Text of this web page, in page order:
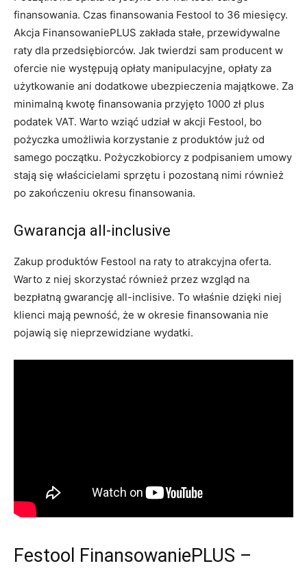
finansowania. Czas finansowania Festool to 36 miesięcy.
Akcja FinansowaniePLUS zakłada stałe, przewidywalne
raty dla przedsiębiorców. Jak twierdzi sam producent w
ofercie nie występują opłaty manipulacyjne, opłaty za
użytkowanie ani dodatkowe ubezpieczenia majątkowe. Za
minimalną kwotę finansowania przyjęto 1000 zł plus
podatek VAT. Warto wziąć udział w akcji Festool, bo
pożyczka umożliwia korzystanie z produktów już od
samego początku. Pożyczkobiorcy z podpisaniem umowy
stają się właścicielami sprzętu i pozostaną nimi również
po zakończeniu okresu finansowania.
Gwarancja all-inclusive
Zakup produktów Festool na raty to atrakcyjna oferta.
Warto z niej skorzystać również przez wzgląd na
bezpłatną gwarancję all-inclisive. To właśnie dzięki niej
klienci mają pewność, że w okresie finansowania nie
pojawią się nieprzewidziane wydatki.
Festool FinansowaniePLUS –